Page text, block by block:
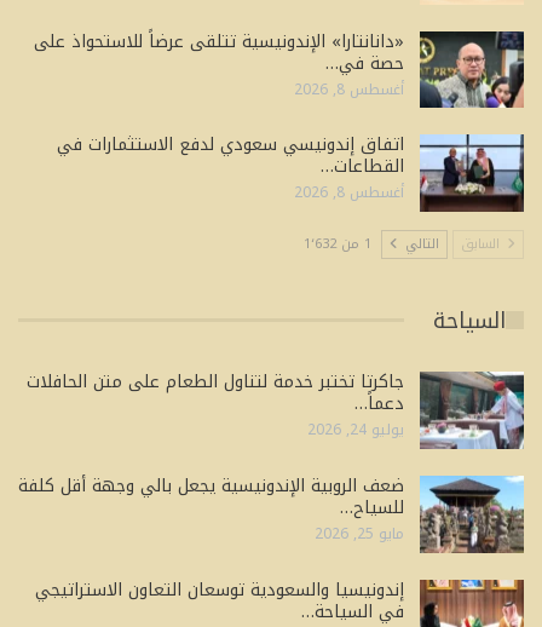
«دانانتارا» الإندونيسية تتلقى عرضاً للاستحواذ على
حصة في…
أغسطس 8, 2026
اتفاق إندونيسي سعودي لدفع الاستثمارات في
القطاعات…
أغسطس 8, 2026
السابق التالي 1 من 1٬632
السياحة
جاكرتا تختبر خدمة لتناول الطعام على متن الحافلات
دعماً…
يوليو 24, 2026
ضعف الروبية الإندونيسية يجعل بالي وجهة أقل كلفة
للسياح…
مايو 25, 2026
إندونيسيا والسعودية توسعان التعاون الاستراتيجي
في السياحة…